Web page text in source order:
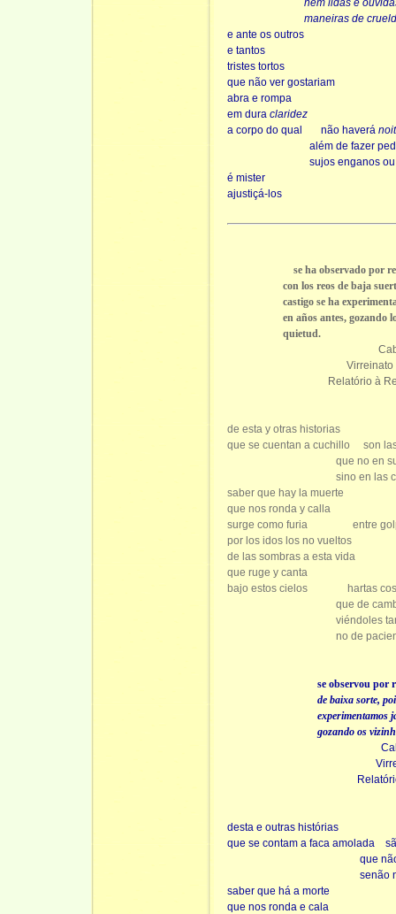
nem lidas e
maneiras de
e ante os outros
e tantos
tristes tortos
que não ver gostariam
abra e rompa
em dura claridez
a corpo do qual
não haverá
além de fazer
sujos enganos
é mister
ajustiçá-los
se ha observado por
con los reos de baja suerte,
castigo se ha experimentado
en años antes, gozando los
quietud.
Virreinato
Relatório à
de esta y otras historias
que se cuentan a cuchillo
son
que no en
sino en las
saber que hay la muerte
que nos ronda y calla
surge como furia
entre
por los idos los no vueltos
de las sombras a esta vida
que ruge y canta
bajo estos cielos
hartas
que de
viéndoles
no de
se observou por
de baixa sorte,
experimentamos
gozando os vizinhos de
desta e outras histórias
que se contam a faca amolada
que
senão
saber que há a morte
que nos ronda e cala